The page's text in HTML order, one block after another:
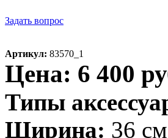
Задать вопрос
Артикул: 83570_1
Цена: 6 400
Типы
Ширина: 36 см